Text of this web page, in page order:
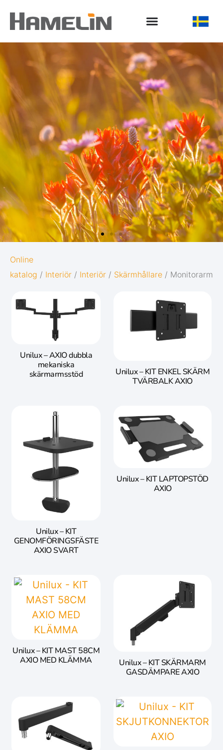
OXFORD
ORIGINS
Ge dina anteckningar den bästa möjliga
starten i livet:
Diskret och minimalistisk design
5 naturinspirerade färger med
matchande twin-wire
Online
katalog / Interiör / Interiör / Skärmhållare / Monitorarm
Unilux – AXIO dubbla
mekaniska
skärmarmsstöd
Unilux – KIT ENKEL SKÄRM
TVÄRBALK AXIO
Unilux – KIT
GENOMFÖRINGSFÄSTE
AXIO SVART
Unilux – KIT LAPTOPSTÖD
AXIO
Unilux – KIT MAST 58CM
AXIO MED KLÄMMA
Unilux – KIT SKÄRMARM
GASDÄMPARE AXIO